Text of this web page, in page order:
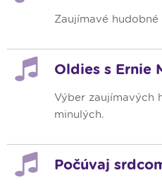
Zaujímavé
Oldies s Ernie
Výber zaujímavých
minulých.
Počúvaj